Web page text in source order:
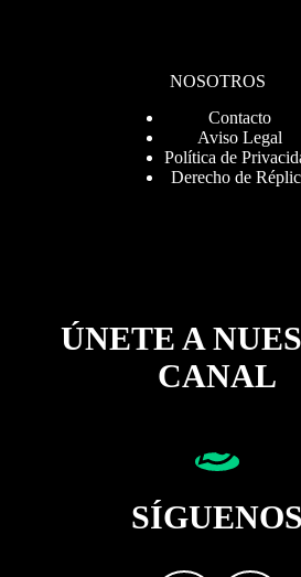
NOSOTROS
Contacto
Aviso Legal
Política de
Derecho de
ÚNETE A
CANAL
SÍGUENOS